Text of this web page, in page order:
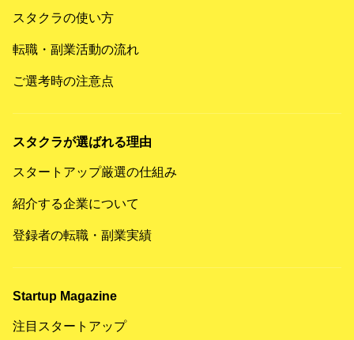
スタクラの使い方
転職・副業活動の流れ
ご選考時の注意点
スタクラが選ばれる理由
スタートアップ厳選の仕組み
紹介する企業について
登録者の転職・副業実績
Startup Magazine
注目スタートアップ